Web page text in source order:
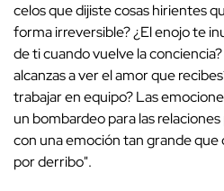
celos que dijiste cosas hirientes
forma irreversible? ¿El enojo te
de ti cuando vuelve la
alcanzas a ver el amor que
trabajar en equipo? Las
un bombardeo para las
con una emoción tan grande que
por derribo".